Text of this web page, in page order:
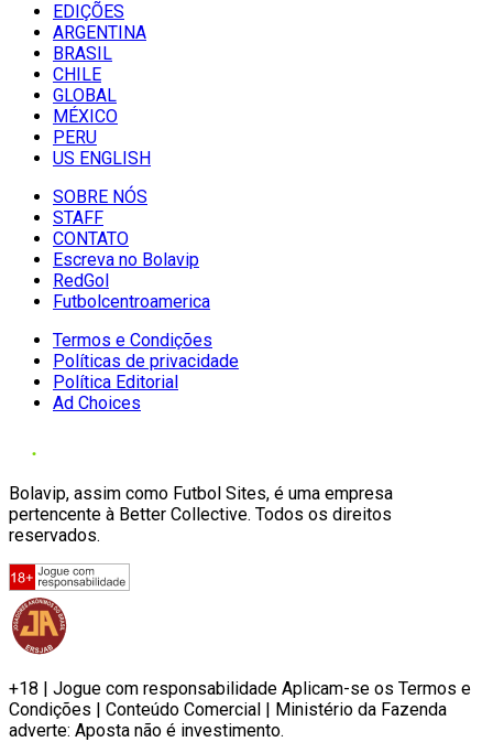
EDIÇÕES
ARGENTINA
BRASIL
CHILE
GLOBAL
MÉXICO
PERU
US ENGLISH
SOBRE NÓS
STAFF
CONTATO
Escreva no Bolavip
RedGol
Futbolcentroamerica
Termos e Condições
Políticas de privacidade
Política Editorial
Ad Choices
Bolavip, assim como Futbol Sites, é uma empresa
pertencente à Better Collective. Todos os direitos
reservados.
+18 | Jogue com responsabilidade Aplicam-se os Termos e
Condições | Conteúdo Comercial | Ministério da Fazenda
adverte: Aposta não é investimento.